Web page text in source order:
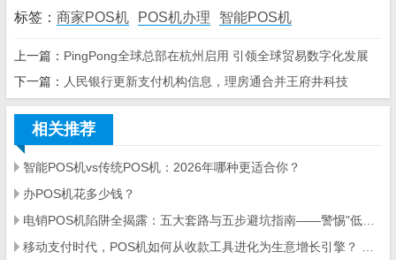
标签： 商家POS机 POS机办理 智能POS机
上一篇： PingPong全球总部在杭州启用 引领全球贸易数字化发展
下一篇： 人民银行更新支付机构信息，理房通合并王府井科技
相关推荐
智能POS机vs传统POS机：2026年哪种更适合你？
办POS机花多少钱？